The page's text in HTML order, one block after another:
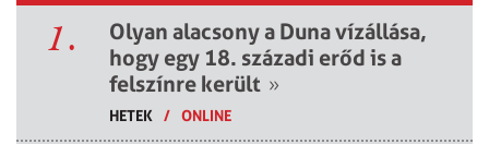
1.
Olyan alacsony a Duna vízállása,
hogy egy 18. századi erőd is a
felszínre került »
HETEK / ONLINE